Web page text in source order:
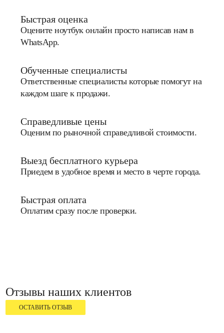
Быстрая оценка
Оцените ноутбук онлайн просто написав нам в
WhatsApp.
Обученные специалисты
Ответственные специалисты которые помогут на
каждом шаге к продажи.
Справедливые цены
Оценим по рыночной справедливой стоимости.
Выезд бесплатного курьера
Приедем в удобное время и место в черте города.
Быстрая оплата
Оплатим сразу после проверки.
Отзывы наших клиентов
ОСТАВИТЬ ОТЗЫВ